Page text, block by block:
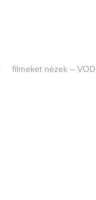
filmeket nézek – VOD